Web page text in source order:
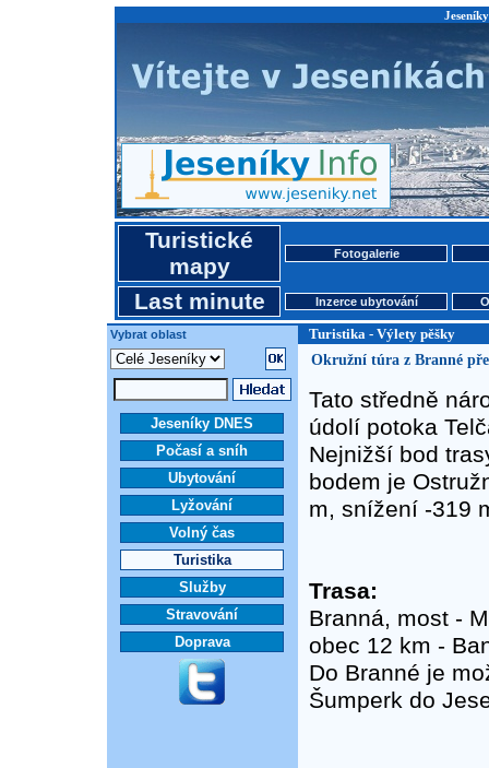
Turistické
mapy
Fotogalerie
Last minute Inzerce ubytování
Vybrat oblast Turistika - Výlety pěšky
Jeseníky DNES
Počasí a sníh
Ubytování
Lyžování
Volný čas
Turistika
Služby
Stravování
Doprava
Okružní túra z Branné
Tato středně
údolí potoka
Nejnižší bod
bodem je
m, snížení -319
Trasa:
Branná, most -
obec 12 km -
Do Branné je
Šumperk do